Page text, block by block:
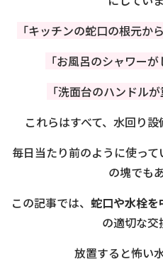
「キッチンの蛇口の根元か
「お風呂のシャワー
「洗面台のハンドル
これらはすべて、水回り設
毎日当たり前のように使っ
の塊でも
この記事では、 蛇口や水栓を
の適切な交
放置すると怖い